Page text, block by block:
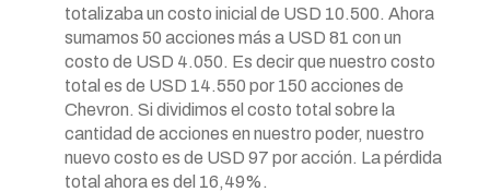
totalizaba un costo inicial de USD 10.500. Ahora
sumamos 50 acciones más a USD 81 con un
costo de USD 4.050. Es decir que nuestro costo
total es de USD 14.550 por 150 acciones de
Chevron. Si dividimos el costo total sobre la
cantidad de acciones en nuestro poder, nuestro
nuevo costo es de USD 97 por acción. La pérdida
total ahora es del 16,49%.